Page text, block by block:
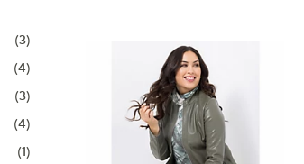
links
(3)
(4)
(3)
(4)
(1)